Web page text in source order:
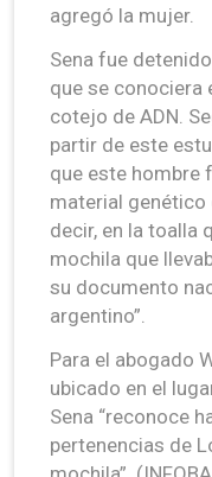
agregó la mujer.
Sena fue
que se conociera
cotejo de ADN.
partir de este
que este hombre
material genético
decir, en la toalla
mochila que
su documento
argentino”.
Para el abogado
ubicado en el
Sena “reconoce
pertenencias de